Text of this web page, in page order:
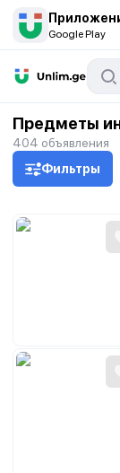
Google Play
Предметы
404 объявления
Фильтры